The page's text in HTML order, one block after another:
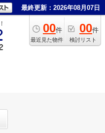
最終更新：2026年08月07日
00件
最近見た物件
00件
検討リスト